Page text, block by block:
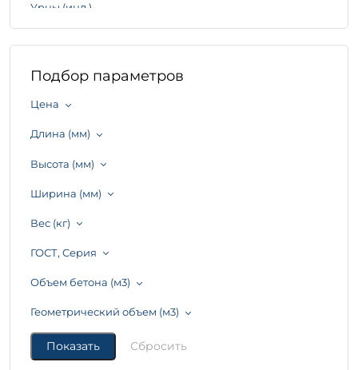
Урны (инд.)
Урны ТП 310-4-1
Цветочницы (инд.)
Цветочницы Серия ИИ 03-02 Альбом 15-64
Цветочницы ТП 320-55
Шары бетонные Серия Б3.300.1-5.04
Подбор параметров
Цена
Длина (мм)
Высота (мм)
Ширина (мм)
Вес (кг)
ГОСТ, Серия
Объем бетона (м3)
Геометрический объем (м3)